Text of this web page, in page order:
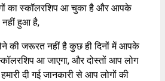
का स्कॉलरशिप आ चुका है और आपके
हुआ है,
की जरूरत नहीं है कुछ ही दिनों में आपके
आ जाएगा, और दोस्तों आप लोग
दी गई जानकारी से आप लोगों की